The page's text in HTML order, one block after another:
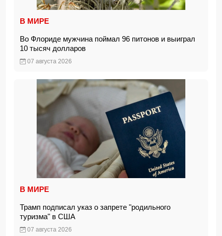
В МИРЕ
Во Флориде мужчина поймал 96 питонов и выиграл
10 тысяч долларов
07 августа 2026
В МИРЕ
Трамп подписал указ о запрете "родильного
туризма" в США
07 августа 2026